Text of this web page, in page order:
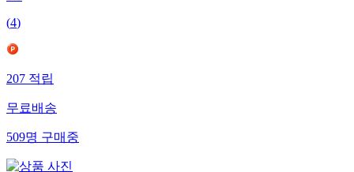
(4)
207적립
무료배송
509명구매중